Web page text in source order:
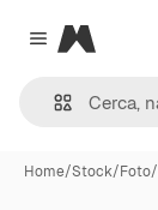
Close menu
Magnific
Home/Stock/Foto/